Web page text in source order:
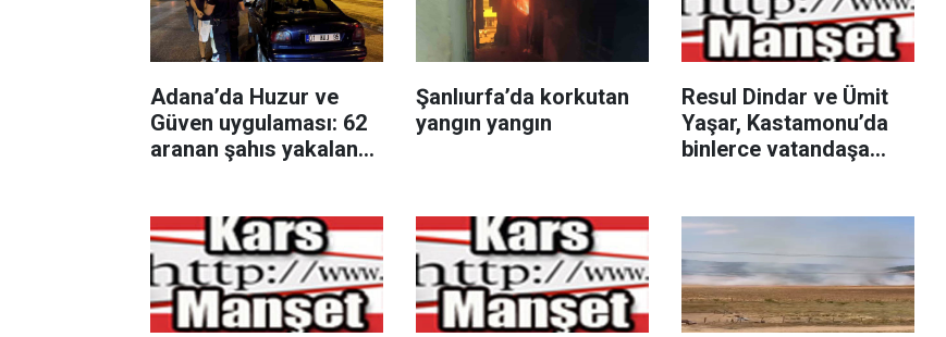
Adana’da Huzur ve
Güven uygulaması: 62
aranan şahıs yakalandı,
Şanlıurfa’da korkutan
yangın yangın
Resul Dindar ve Ümit
Yaşar, Kastamonu’da
binlerce vatandaşa